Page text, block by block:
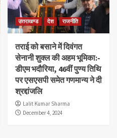
उत्तराखण्ड देश राजनीति
तराई को बसाने में दिवंगत
सेनानी शुक्ल की अहम भूमिका:-
डीएम भदौरिया, 46वीं पुण्य तिथि
पर एसएसपी समेत गणमान्य ने दी
श्रद्दांजलि
Lalit Kumar Sharma
December 4, 2024